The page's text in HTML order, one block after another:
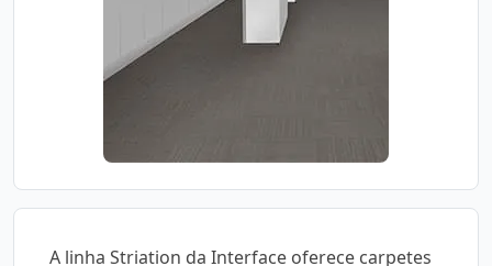
A linha Striation da Interface oferece carpetes